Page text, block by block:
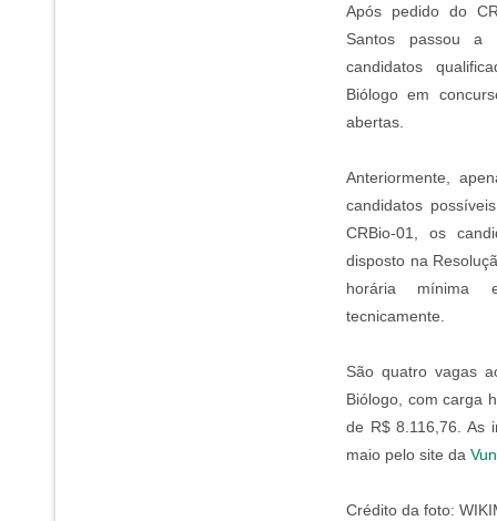
Após pedido do
Santos passou a
candidatos
Biólogo em
abertas.
Anteriormente,
candidatos
CRBio-01, os
disposto na
horária mínima
tecnicamente.
São quatro vagas
Biólogo, com carga
de R$ 8.116,76. As
maio pelo site da
Crédito da foto: